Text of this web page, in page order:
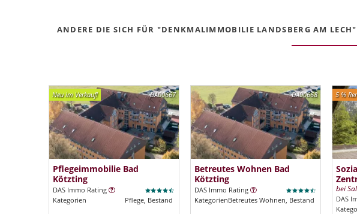
ANDERE DIE SICH FÜR "DENKMALIMMOBILIE LANDSBERG AM
DA00667
Neu im Verkauf!
Pflegeimmobilie Bad
Kötzting
DAS Immo Rating
Kategorien
Pflege, Bestand
DA00668
Betreutes Wohnen Bad
Kötzting
DAS Immo Rating
KategorienBetreutes Wohnen, Bestand
5 %
bei
DAS